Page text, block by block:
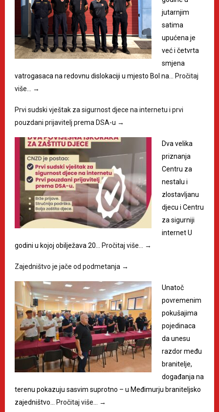
jutarnjim
satima
upućena je
već i četvrta
smjena
vatrogasaca na redovnu dislokaciji u mjesto Bol na… Pročitaj
više… →
Prvi sudski vještak za sigurnost djece na internetu i prvi
pouzdani prijavitelj prema DSA-u →
Dva velika
priznanja
Centru za
nestalu i
zlostavljanu
djecu i Centru
za sigurniji
internet U
godini u kojoj obilježava 20… Pročitaj više… →
Zajedništvo je jače od podmetanja →
Unatoč
povremenim
pokušajima
pojedinaca
da unesu
razdor među
branitelje,
događanja na
terenu pokazuju sasvim suprotno – u Međimurju braniteljsko
zajedništvo… Pročitaj više… →